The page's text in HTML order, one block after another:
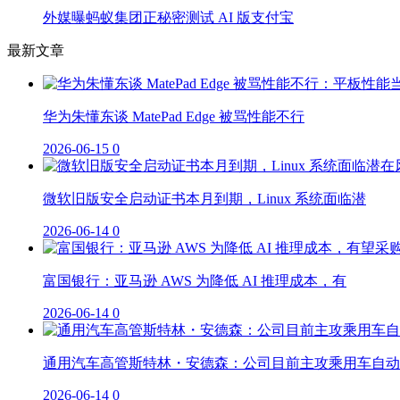
外媒曝蚂蚁集团正秘密测试 AI 版支付宝
最新文章
华为朱懂东谈 MatePad Edge 被骂性能不行
2026-06-15 0
微软旧版安全启动证书本月到期，Linux 系统面临潜
2026-06-14 0
富国银行：亚马逊 AWS 为降低 AI 推理成本，有
2026-06-14 0
通用汽车高管斯特林・安德森：公司目前主攻乘用车自
2026-06-14 0